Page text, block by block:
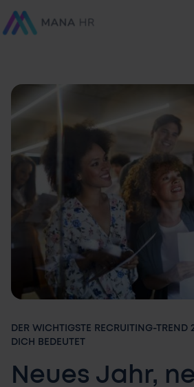
DER WICHTIGSTE RECRUITING-TREND
DICH BEDEUTET
Neues Jahr,